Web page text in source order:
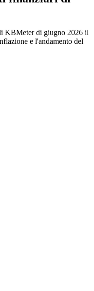
KBMeter di giugno 2026 il
e l'andamento del